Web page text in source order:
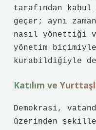
tarafından
geçer; aynı
nasıl yönettiği
yönetim
kurabildiğiyle
Katılım ve
Demokrasi,
üzerinden